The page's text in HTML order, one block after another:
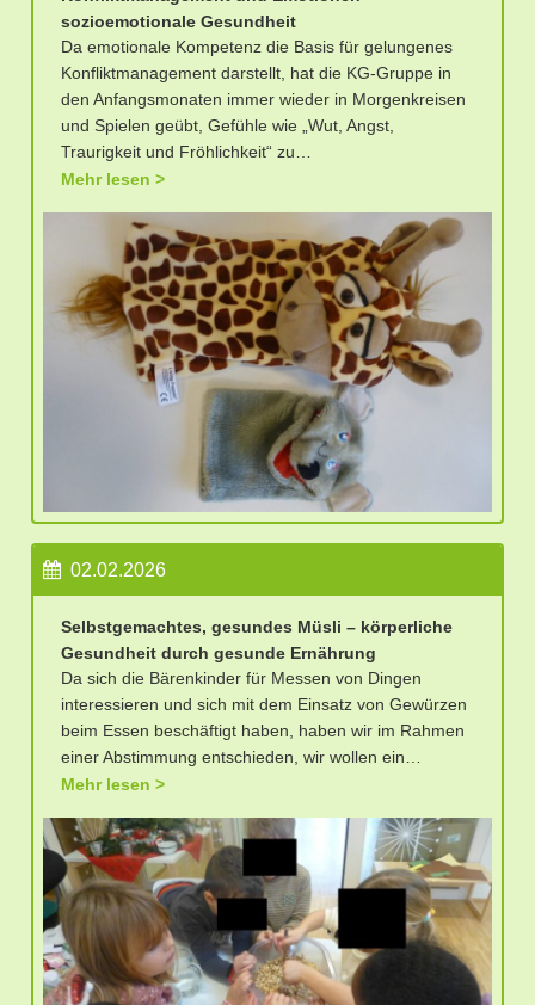
sozioemotionale Gesundheit
Da emotionale Kompetenz die Basis für gelungenes
Konfliktmanagement darstellt, hat die KG-Gruppe in
den Anfangsmonaten immer wieder in Morgenkreisen
und Spielen geübt, Gefühle wie „Wut, Angst,
Traurigkeit und Fröhlichkeit“ zu…
Mehr lesen
02.02.2026
Selbstgemachtes, gesundes Müsli – körperliche
Gesundheit durch gesunde Ernährung
Da sich die Bärenkinder für Messen von Dingen
interessieren und sich mit dem Einsatz von Gewürzen
beim Essen beschäftigt haben, haben wir im Rahmen
einer Abstimmung entschieden, wir wollen ein…
Mehr lesen